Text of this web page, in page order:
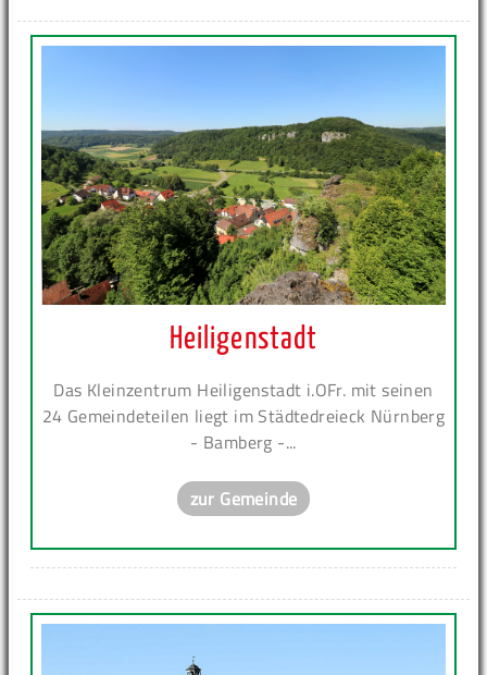
Heiligenstadt
Das Kleinzentrum Heiligenstadt i.OFr. mit seinen
24 Gemeindeteilen liegt im Städtedreieck Nürnberg
- Bamberg -...
zur Gemeinde